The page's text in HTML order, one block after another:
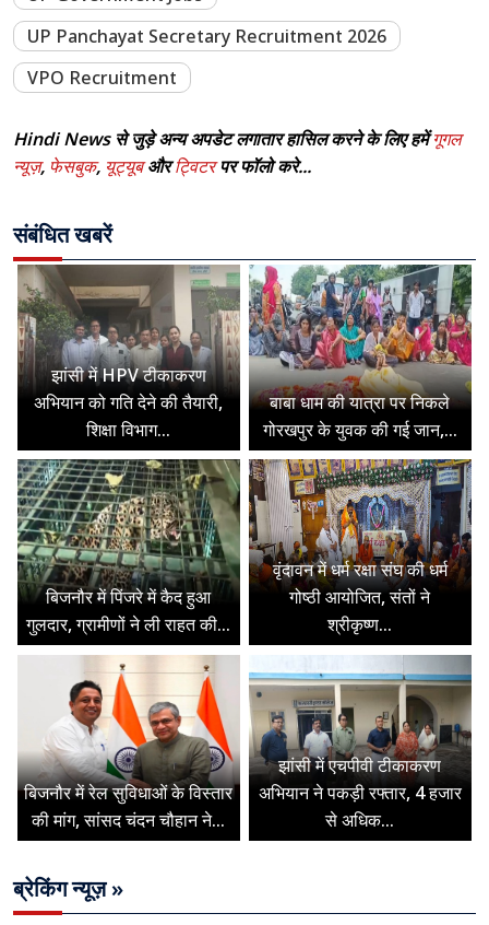
UP Panchayat Secretary Recruitment 2026
VPO Recruitment
Hindi News से जुड़े अन्य अपडेट लगातार हासिल करने के लिए हमेंगूगल
न्यूज़, फेसबुक, यूट्यूबऔरट्विटरपर फॉलो करे...
संबंधित खबरें
झांसी में HPV टीकाकरण
अभियान को गति देने की तैयारी,
शिक्षा विभाग...
बाबा धाम की यात्रा पर निकले
गोरखपुर के युवक की गई जान,...
बिजनौर में पिंजरे में कैद हुआ
गुलदार, ग्रामीणों ने ली राहत की...
वृंदावन में धर्म रक्षा संघ की धर्म
गोष्ठी आयोजित, संतों ने
श्रीकृष्ण...
बिजनौर में रेल सुविधाओं के विस्तार
की मांग, सांसद चंदन चौहान ने...
झांसी में एचपीवी टीकाकरण
अभियान ने पकड़ी रफ्तार, 4 हजार
से अधिक...
ब्रेकिंग न्यूज़ »